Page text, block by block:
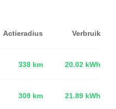
Actieradius Verbruik
338 km 20.02 kWh
309 km 21.89 kWh